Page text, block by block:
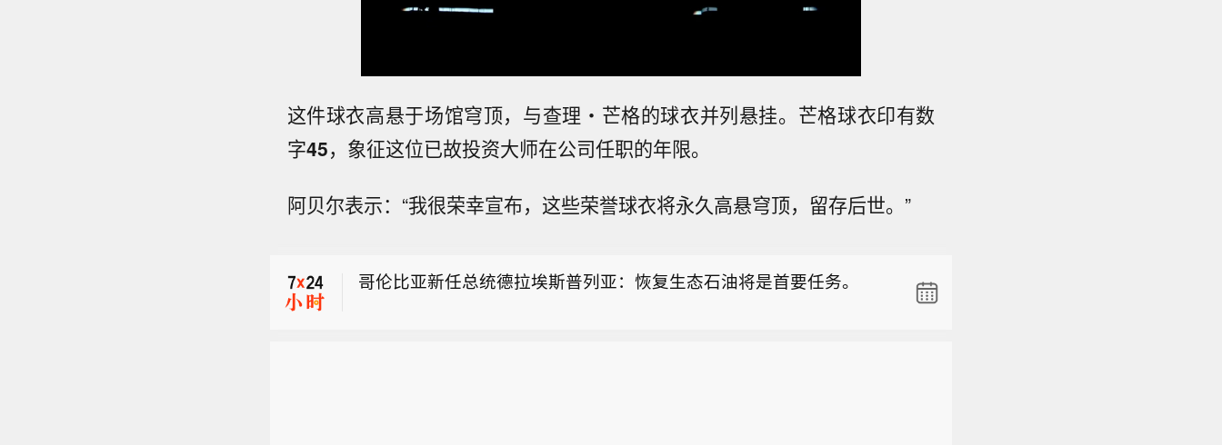
这件球衣高悬于场馆穹顶，与查理・芒格的球衣并列悬挂。芒格球衣印有数
字45，象征这位已故投资大师在公司任职的年限。
阿贝尔表示：“我很荣幸宣布，这些荣誉球衣将永久高悬穹顶，留存后世。”
哥伦比亚新任总统德拉埃斯普列亚：恢复生态石油将是首要任务。